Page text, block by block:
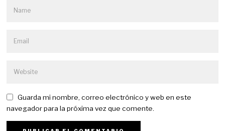
Guarda mi nombre, correo electrónico y web en este
navegador para la próxima vez que comente.